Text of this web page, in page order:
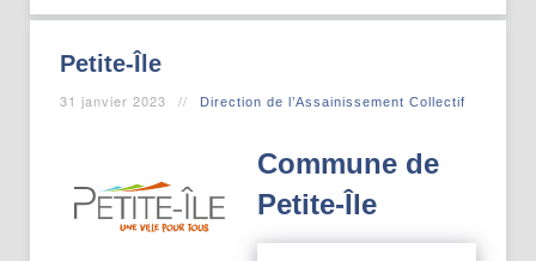
Petite-Île
31 janvier 2023 Direction de l’Assainissement Collectif
Commune de
Petite-Île